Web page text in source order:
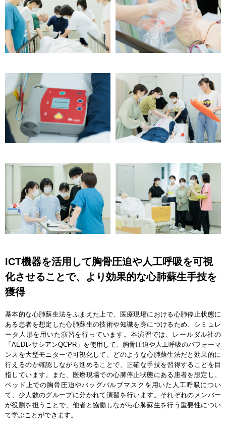
ICT機器を活用して胸骨圧迫や人工呼吸を可視
化させることで、より効果的な心肺蘇生手技を
獲得
基本的な心肺蘇生法をふまえた上で、医療現場における心肺停止状態に
ある患者を想定した心肺蘇生の技術や知識を身につけるため、シミュレ
ータ人形を用いた演習を行っています。本演習では、レールダル社の
「AEDレサシアンQCPR」を使用して、胸骨圧迫や人工呼吸のパフォーマ
ンスを大型モニターで可視化して、どのような心肺蘇生法だと効果的に
行えるのか確認しながら進めることで、正確な手技を習得することを目
指しています。また、医療現場での心肺停止状態にある患者を想定し、
ベッド上での胸骨圧迫やバッグバルブマスクを用いた人工呼吸につい
て、少人数のグループに分かれて演習を行います。それぞれのメンバー
が役割を担うことで、他者と協働しながら心肺蘇生を行う重要性につい
て学ぶことができます。